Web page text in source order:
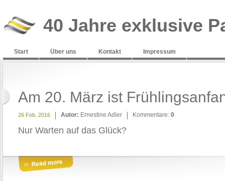
40 Jahre exklusive
Start Über uns Kontakt Impressum
Am 20. März ist
26 Feb. 2016 Autor: Ernestine Adler Kommentare: 0
Nur Warten auf das Glück?